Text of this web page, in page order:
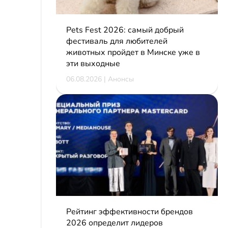
Pets Fest 2026: самый добрый
фестиваль для любителей
животных пройдет в Минске уже в
эти выходные
06.08.2026 | Анонсы
Рейтинг эффективности брендов
2026 определит лидеров